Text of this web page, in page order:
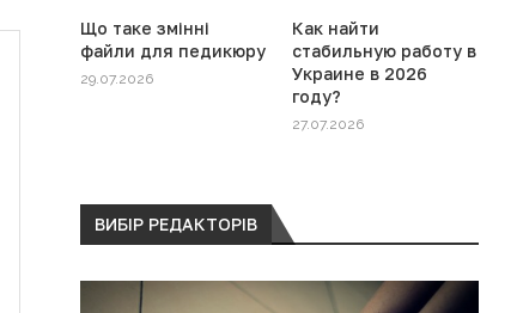
Що таке змінні
файли для педикюру
29.07.2026
Как найти
стабильную работу в
Украине в 2026
году?
27.07.2026
ВИБІР РЕДАКТОРІВ